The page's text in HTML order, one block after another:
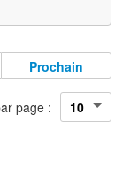
Prochain
page :